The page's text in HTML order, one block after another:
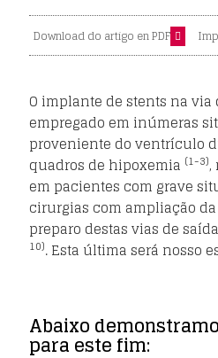
Download do artigo en PDF
O implante de stents na via
empregado em inúmeras
proveniente do ventrículo
quadros de hipoxemia (1-3),
em pacientes com grave
cirurgias com ampliação
preparo destas vias de
10). Esta última será nosso
Abaixo
para este fim: